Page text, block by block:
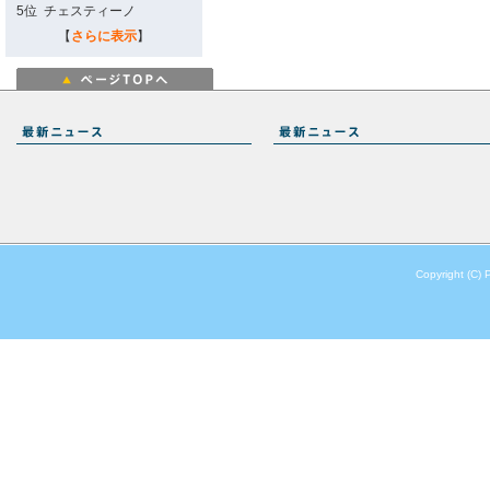
5位 チェスティーノ
【 さらに表示】
Copyright (C)